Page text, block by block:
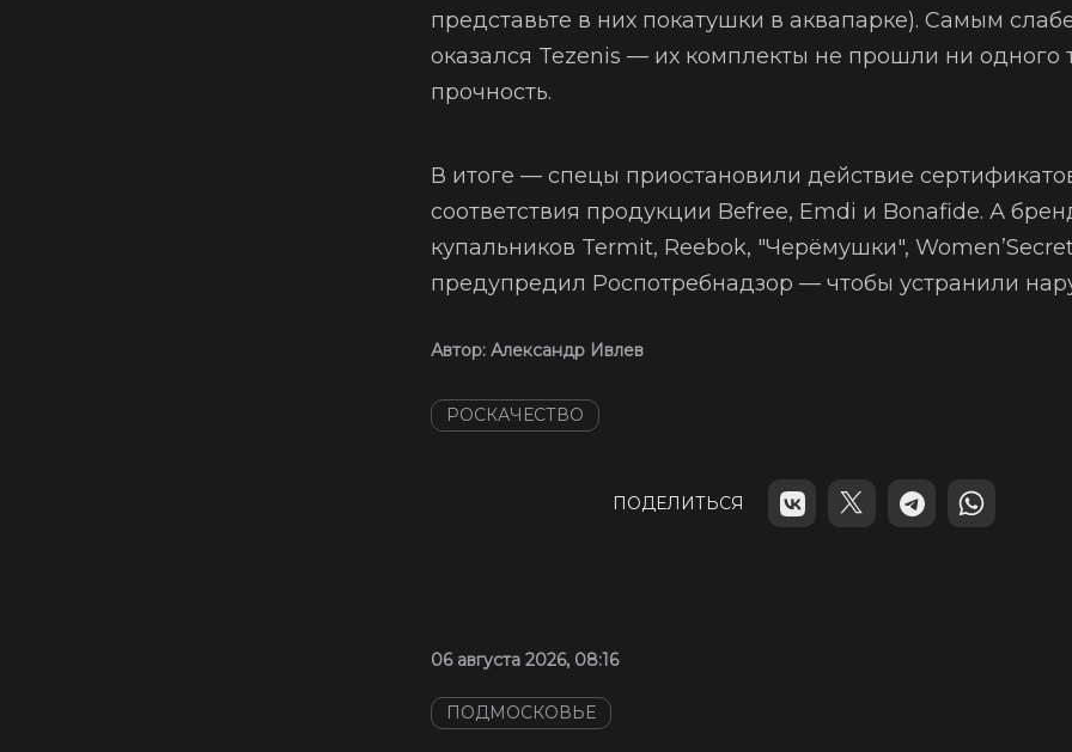
представьте в них покатушки в аквапарке). Самым
оказался Tezenis — их комплекты не прошли ни одного
прочность.
В итоге — спецы приостановили действие
соответствия продукции Befree, Emdi и Bonafide. А
купальников Termit, Reebok, "Черёмушки",
предупредил Роспотребнадзор — чтобы устранили
Автор: Александр Ивлев
РОСКАЧЕСТВО
ПОДЕЛИТЬСЯ
06 августа 2026, 08:16
ПОДМОСКОВЬЕ